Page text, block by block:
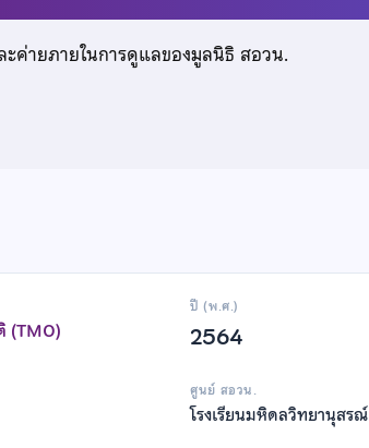
ค่ายภายในการดูแลของมูลนิธิ สอวน.
(TMO)
ปี (พ.ศ.)
2564
ศูนย์ สอวน.
โรงเรียนมหิดลวิทยานุสรณ์